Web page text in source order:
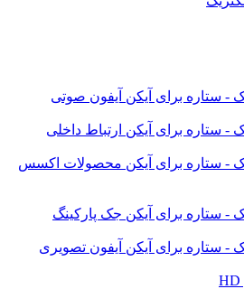
آیفون صوتی
ارتباط داخلی
محصولات اکسس
جک پارکینگ
آیفون تصویری